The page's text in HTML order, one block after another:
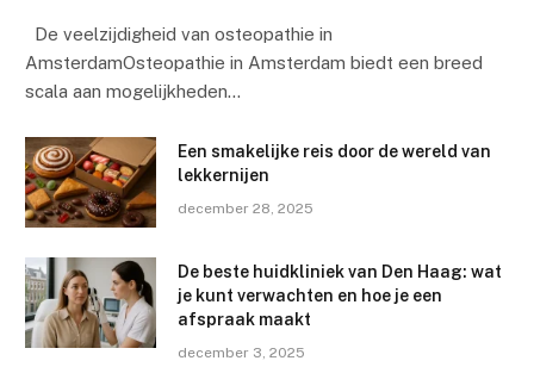
De veelzijdigheid van osteopathie in
AmsterdamOsteopathie in Amsterdam biedt een breed
scala aan mogelijkheden…
Een smakelijke reis door de wereld van
lekkernijen
december 28, 2025
De beste huidkliniek van Den Haag: wat
je kunt verwachten en hoe je een
afspraak maakt
december 3, 2025